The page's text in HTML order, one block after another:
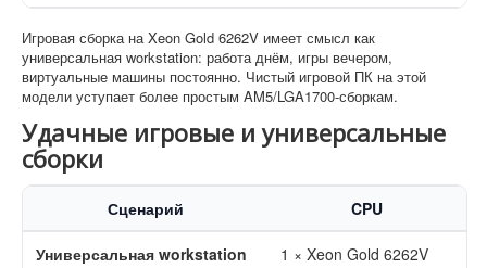
Игровая сборка на Xeon Gold 6262V имеет смысл как
универсальная workstation: работа днём, игры вечером,
виртуальные машины постоянно. Чистый игровой ПК на этой
модели уступает более простым AM5/LGA1700-сборкам.
Удачные игровые и универсальные
сборки
Сценарий CPU
Универсальная workstation 1 × Xeon Gold 6262V